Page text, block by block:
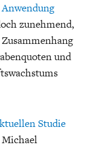
Anwendung
zunehmend,
und
Studie